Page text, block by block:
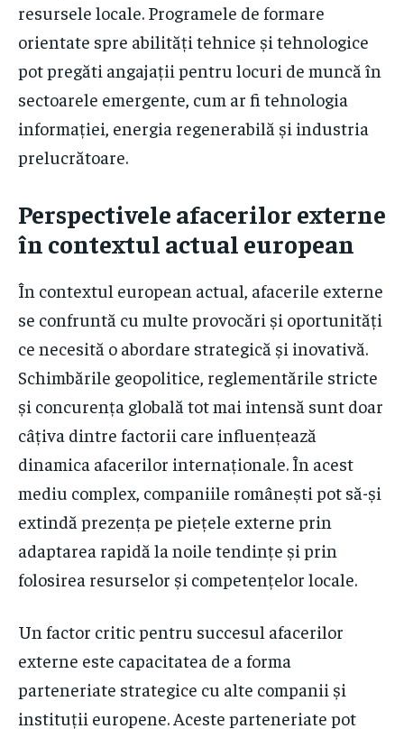
resursele locale. Programele de formare
orientate spre abilități tehnice și tehnologice
pot pregăti angajații pentru locuri de muncă în
sectoarele emergente, cum ar fi tehnologia
informației, energia regenerabilă și industria
prelucrătoare.
Perspectivele afacerilor externe
în contextul actual european
În contextul european actual, afacerile externe
se confruntă cu multe provocări și oportunități
ce necesită o abordare strategică și inovativă.
Schimbările geopolitice, reglementările stricte
și concurența globală tot mai intensă sunt doar
câțiva dintre factorii care influențează
dinamica afacerilor internaționale. În acest
mediu complex, companiile românești pot să-și
extindă prezența pe piețele externe prin
adaptarea rapidă la noile tendințe și prin
folosirea resurselor și competențelor locale.
Un factor critic pentru succesul afacerilor
externe este capacitatea de a forma
parteneriate strategice cu alte companii și
instituții europene. Aceste parteneriate pot